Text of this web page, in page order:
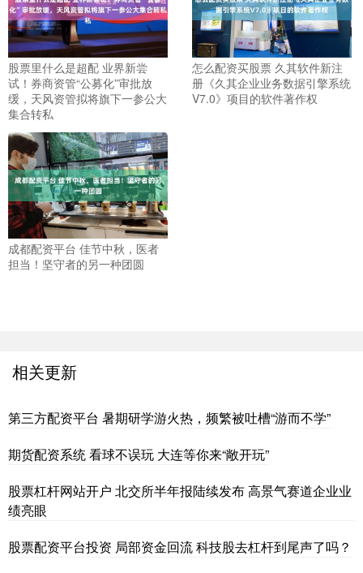
股票里什么是超配 业界新尝
试！券商资管“公募化”审批放
缓，天风资管拟将旗下一参公大
集合转私
怎么配资买股票 久其软件新注
册《久其企业业务数据引擎系统
V7.0》项目的软件著作权
成都配资平台 佳节中秋，医者
担当！坚守者的另一种团圆
相关更新
第三方配资平台 暑期研学游火热，频繁被吐槽“游而不学”
期货配资系统 看球不误玩 大连等你来“敞开玩”
股票杠杆网站开户 北交所半年报陆续发布 高景气赛道企业业
绩亮眼
股票配资平台投资 局部资金回流 科技股去杠杆到尾声了吗？